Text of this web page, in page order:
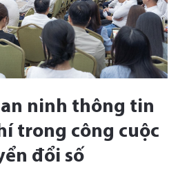
ninh thông tin
trong công cuộc
đổi số